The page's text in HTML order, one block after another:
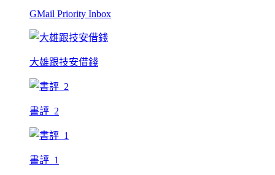
GMail Priority Inbox
大雄跟技安借錢
書評_2
書評_1